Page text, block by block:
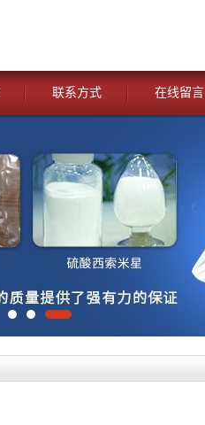
联系方式 在线留言